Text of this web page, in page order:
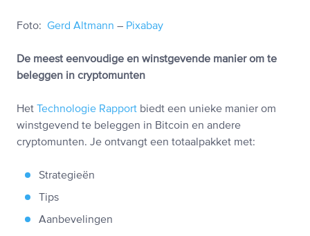
Foto: Gerd Altmann – Pixabay
De meest eenvoudige en winstgevende manier om te
beleggen in cryptomunten
Het Technologie Rapport biedt een unieke manier om
winstgevend te beleggen in Bitcoin en andere
cryptomunten. Je ontvangt een totaalpakket met:
Strategieën
Tips
Aanbevelingen